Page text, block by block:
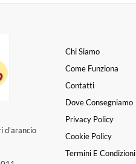
d'arancio
Chi Siamo
Come Funziona
Contatti
Dove Consegniamo
Privacy Policy
Cookie Policy
Termini E Condizioni